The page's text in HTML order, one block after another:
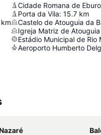
km
Cidade Romana de
Porta da Vila: 15.7 km
Castelo de Atouguia da
Igreja Matriz de
Estádio Municipal de Rio
Aeroporto Humberto